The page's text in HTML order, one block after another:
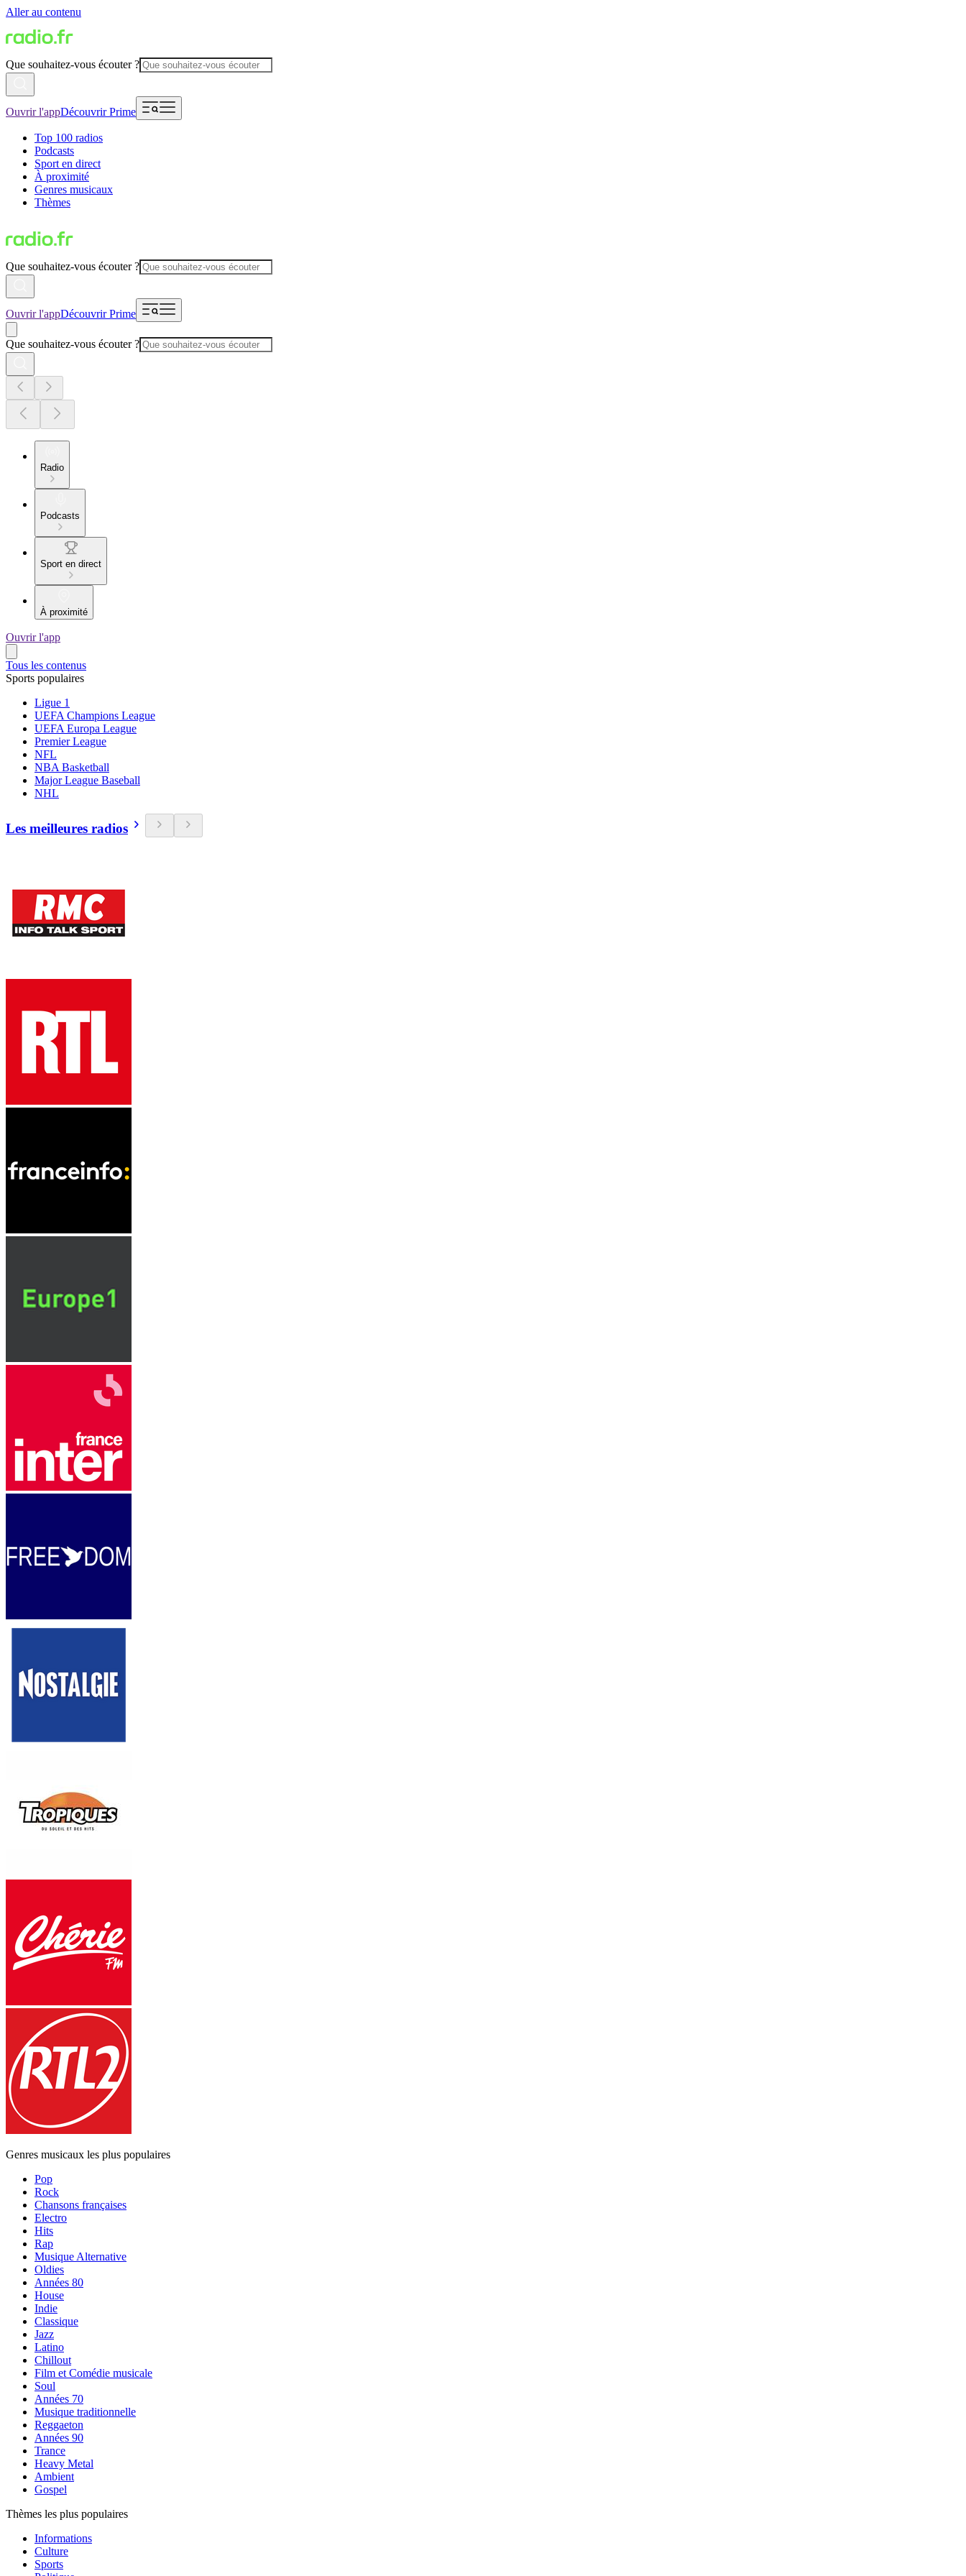
Aller au contenu
Que souhaitez-vous écouter ?
Ouvrir l'appDécouvrir Prime
Top 100 radios
Podcasts
Sport en direct
À proximité
Genres musicaux
Thèmes
Que souhaitez-vous écouter ?
Ouvrir l'appDécouvrir Prime
Que souhaitez-vous écouter ?
Radio
Podcasts
Sport en direct
À proximité
Ouvrir l'app
Tous les contenus
Sports populaires
Ligue 1
UEFA Champions League
UEFA Europa League
Premier League
NFL
NBA Basketball
Major League Baseball
NHL
Les meilleures radios
Genres musicaux les plus populaires
Pop
Rock
Chansons françaises
Electro
Hits
Rap
Musique Alternative
Oldies
Années 80
House
Indie
Classique
Jazz
Latino
Chillout
Film et Comédie musicale
Soul
Années 70
Musique traditionnelle
Reggaeton
Années 90
Trance
Heavy Metal
Ambient
Gospel
Thèmes les plus populaires
Informations
Culture
Sports